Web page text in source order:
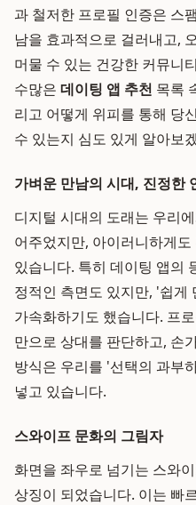
과 철저한 프로필 인증은 스
남을 효과적으로 걸러내고,
머물 수 있는 건강한 커뮤니
수많은 데이팅 앱 추천 목록
리고 어떻게 위피를 통해 당
수 있는지 심도 있게 알아보
가벼운 만남의 시대, 진정한
디지털 시대의 도래는 우리
어주었지만, 아이러니하게
있습니다. 특히 데이팅 앱의
정적인 측면도 있지만, '쉽게
가속화하기도 했습니다. 프
만으로 상대를 판단하고, 손
방식은 우리를 '선택의 과부
넣고 있습니다.
스와이프 문화의 그림자
화면을 좌우로 넘기는 스와
상징이 되었습니다. 이는 빠